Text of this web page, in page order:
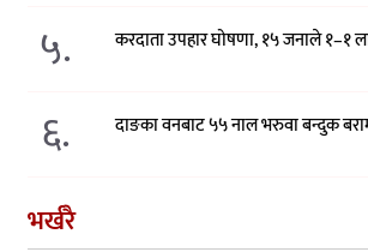
५. करदाता उपहार घोषणा, १५ जनाले १–१
६. दाङका वनबाट ५५ नाल भरुवा बन्दुक
भर्खरै